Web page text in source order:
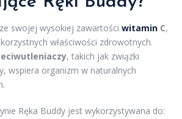
swojej wysokiej zawartości witamin C,
właściwości zdrowotnych.
, takich jak związki
wspiera organizm w naturalnych
Ręka Buddy jest wykorzystywana do: